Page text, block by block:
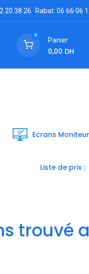
20 38 26 Rabat: 06 66 06
0
Panier
0,00 DH
Ecrans
Liste de prix :
trouvé